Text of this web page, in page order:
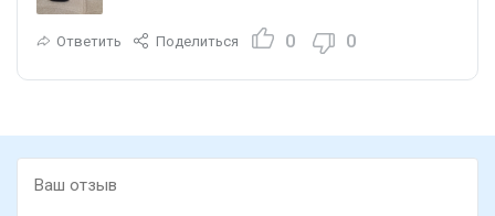
Ответить Поделиться 0 0